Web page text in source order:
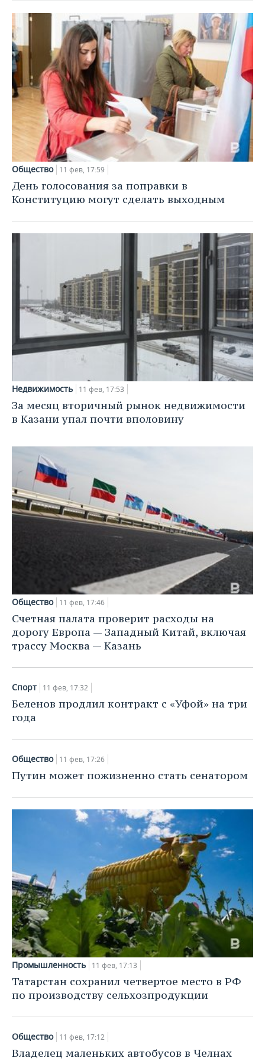
ХОККЕЙ С МЯЧОМ
ПРОИСШЕСТВИЯ
Общество 11 фев, 17:59
День голосования за поправки в
Конституцию могут сделать выходным
Недвижимость 11 фев, 17:53
За месяц вторичный рынок недвижимости
в Казани упал почти вполовину
Общество 11 фев, 17:46
Счетная палата проверит расходы на
дорогу Европа — Западный Китай, включая
трассу Москва — Казань
Спорт 11 фев, 17:32
Беленов продлил контракт с «Уфой» на три
года
Общество 11 фев, 17:26
Путин может пожизненно стать сенатором
Промышленность 11 фев, 17:13
Татарстан сохранил четвертое место в РФ
по производству сельхозпродукции
Общество 11 фев, 17:12
Владелец маленьких автобусов в Челнах